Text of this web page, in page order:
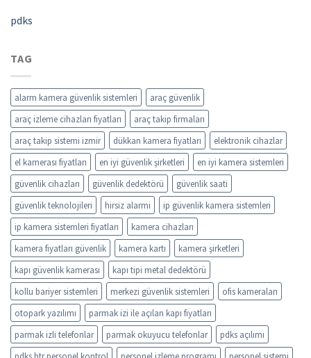
pdks
TAG
alarm kamera güvenlik sistemleri
araç güvenlik
araç izleme cihazları fiyatları
araç takip firmaları
araç takip sistemi izmir
dükkan kamera fiyatları
elektronik cihazlar
el kamerası fiyatları
en iyi güvenlik şirketleri
en iyi kamera sistemleri
güvenlik cihazları
güvenlik dedektörü
güvenlik saati
güvenlik teknolojileri
hirsiz alarmi
ip güvenlik kamera sistemleri
ip kamera sistemleri fiyatları
kamera cihazları
kamera fiyatları güvenlik
kamera kartı
kamera şirketleri
kapı güvenlik kamerası
kapı tipi metal dedektörü
kollu bariyer sistemleri
merkezi güvenlik sistemleri
ofis kameraları
otopark yazılımı
parmak izi ile açılan kapı fiyatları
parmak izli telefonlar
parmak okuyucu telefonlar
pdks açılımı